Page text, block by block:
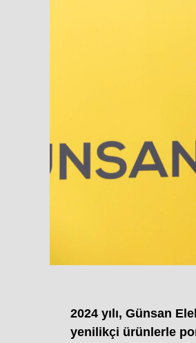
2024 yılı, Günsan
yenilikçi ürünlerle